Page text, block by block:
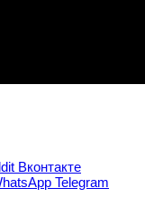
Вконтакте
Telegram